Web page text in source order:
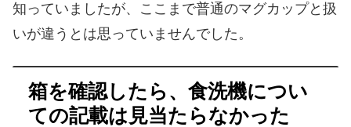
知っていましたが、ここまで普通のマグカップと扱
いが違うとは思っていませんでした。
箱を確認したら、食洗機につい
ての記載は見当たらなかった